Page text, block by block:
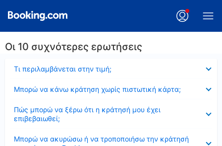
Οι 10 συχνότερες ερωτήσεις
Τι περιλαμβάνεται στην τιμή;
Μπορώ να κάνω κράτηση χωρίς πιστωτική κάρτα;
Πώς μπορώ να ξέρω ότι η κράτησή μου έχει
επιβεβαιωθεί;
Μπορώ να ακυρώσω ή να τροποποιήσω την κράτησή